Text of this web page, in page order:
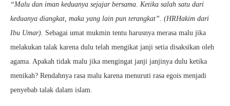
“Malu dan iman keduanya sejajar bersama. Ketika salah satu dari
keduanya diangkat, maka yang lain pun terangkat”. (HRHakim dari
Ibu Umar). Sebagai umat mukmin tentu harusnya merasa malu jika
melakukan talak karena dulu telah mengikat janji setia disaksikan oleh
agama. Apakah tidak malu jika mengingat janji janjinya dulu ketika
menikah? Rendahnya rasa malu karena menuruti rasa egois menjadi
penyebab talak dalam islam.